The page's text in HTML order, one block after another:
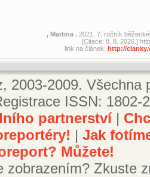
, Martina . 2021. 7. ročník
[Citace: 8. 8. 2026.]
link na článek: http://
2003-2009.
ISSN: 1802-
partnerství|
| Jak
Můžete!
zobrazením? Zkuste